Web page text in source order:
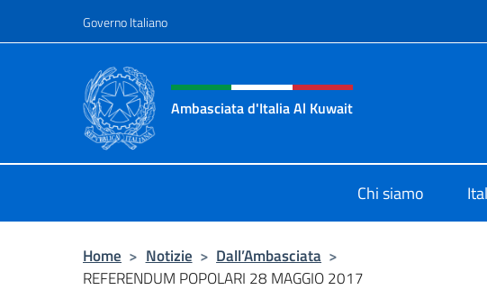
Governo Italiano
Intestazione sito, social e menù
Ambasciata d'Italia Al Kuwait
Chi siamo
Home > Notizie > Dall’Ambasciata >
REFERENDUM POPOLARI 28 MAGGIO 2017